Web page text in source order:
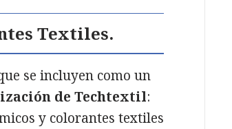
Textiles.
se incluyen como un
de Techtextil:
y colorantes textiles